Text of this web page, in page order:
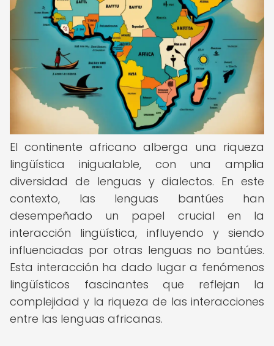
El continente africano alberga una riqueza
lingüística inigualable, con una amplia
diversidad de lenguas y dialectos. En este
contexto, las lenguas bantúes han
desempeñado un papel crucial en la
interacción lingüística, influyendo y siendo
influenciadas por otras lenguas no bantúes.
Esta interacción ha dado lugar a fenómenos
lingüísticos fascinantes que reflejan la
complejidad y la riqueza de las interacciones
entre las lenguas africanas.